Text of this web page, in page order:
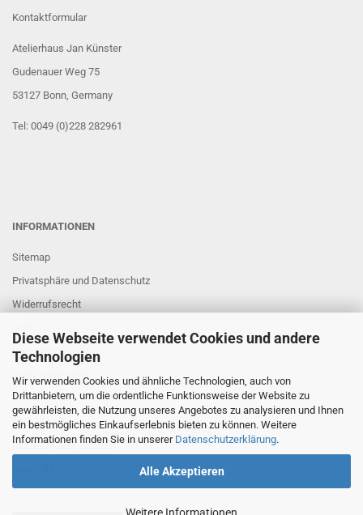
Diese Webseite verwendet Cookies und andere
Technologien
Wir verwenden Cookies und ähnliche Technologien, auch von
Drittanbietern, um die ordentliche Funktionsweise der Website zu
gewährleisten, die Nutzung unseres Angebotes zu analysieren und Ihnen
ein bestmögliches Einkaufserlebnis bieten zu können. Weitere
Informationen finden Sie in unserer Datenschutzerklärung.
Alle Akzeptieren
Kontaktformular
Atelierhaus Jan Künster
Gudenauer Weg 75
53127 Bonn, Germany
Tel: 0049 (0)228 282961
INFORMATIONEN
Sitemap
Privatsphäre und Datenschutz
Widerrufsrecht
Impressum
Links und Partner
FAQ
Bestellen und Versand